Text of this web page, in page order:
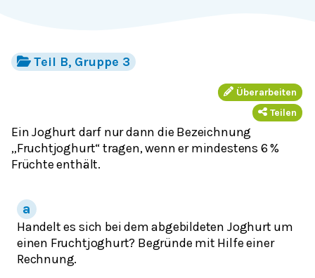
Teil B, Gruppe 3
Überarbeiten
Teilen
Ein Joghurt darf nur dann die Bezeichnung
„Fruchtjoghurt“ tragen, wenn er mindestens 6 %
Früchte enthält.
Handelt es sich bei dem abgebildeten Joghurt um
einen Fruchtjoghurt? Begründe mit Hilfe einer
Rechnung.